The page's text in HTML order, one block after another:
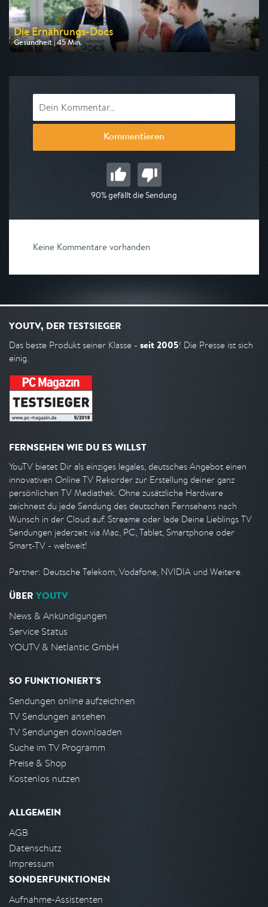
Die Ernährungs-Docs
Gesundheit | 45 Min.
Ausgestrahlt von SR Fernsehen
Kommentieren
90% gefällt die Sendung
Keine Kommentare vorhanden
YOUTV, DER TESTSIEGER
Das beste Produkt seiner Klasse - seit 2005! Die Presse ist sich
einig.
FERNSEHEN WIE DU ES WILLST
YouTV bietet Dir als einziges legales, deutsches Angebot einen
innovativen Online TV Rekorder zur Erstellung deiner ganz
persönlichen TV Mediathek. Ohne zusätzliche Hardware
zeichnest du jede Sendung des deutschen Fernsehens nach
Wunsch in der Cloud auf. Streame oder lade Deine Lieblings TV
Sendungen jederzeit via Mac, PC, Tablet, Smartphone oder
Smart-TV - weltweit!
Partner: Deutsche Telekom, Vodafone, NVIDIA und Weitere.
ÜBER YOUTV
News & Ankündigungen
Service Status
YOUTV & Netlantic GmbH
SO FUNKTIONIERT'S
Sendungen online aufzeichnen
TV Sendungen ansehen
TV Sendungen downloaden
Suche im TV Programm
Preise & Shop
Kostenlos nutzen
ALLGEMEIN
AGB
Datenschutz
Impressum
SONDERFUNKTIONEN
Aufnahme-Assistenten